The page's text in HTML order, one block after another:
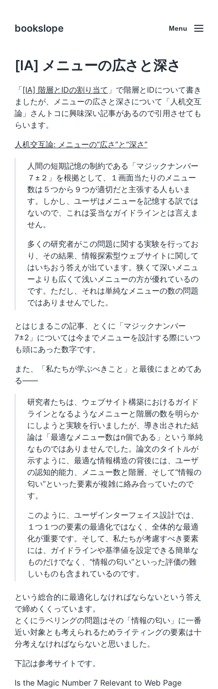
bookslope Menu
[IA] メニューの広さと深さ
「[IA] 階層とIDの割り当て 」で階層とIDについて書き
ましたが、メニューの広さと深さについて「人机交互
論」さんトコに興味深い記事があるので引用させても
らいます。
人机交互論: メニューの“広さ”と“深さ”
人間の短期記憶の制約である「マジックナンバー
７±２」を根拠として、１画面当たりのメニュー
数は５つから９つが適切だと主張する人もいま
す。しかし、ユーザはメニューを記憶する訳では
ないので、これは妥当なガイドラインとは言えま
せん。
多くの研究者がこの問題に関する実験を行ってお
り、その結果、情報探索型ウェブサイトに関して
はいちおう答えが出ています。狭くて深いメニュ
ーよりも広くて浅いメニューの方が優れているの
です。ただし、それは単純なメニューの数の問題
ではありませんでした。
とはじまるこの記事、とくに「マジックナンバー
7±2」については今までメニューを設計する際にいつ
も頭にあった数字です。
また、「私たちが学ぶべきこと」と最後にまとめてあ
る――
研究者たちは、ウェブサイト構築におけるガイド
ラインとなるようなメニューと階層の数を明らか
にしようと実験を行いましたが、導き出された結
論は「最適なメニュー数はn個である」という単純
なものではありませんでした。論文のタイトルが
示すように、最適な情報構造の背後には、ユーザ
の認知的能力、メニュー数と階層、そして“情報の
匂い”といった要素が複雑に絡み合っていたので
す。
このように、ユーザインターフェイス設計では、
１つ１つの要素の最適化ではなく、全体的な最適
化が重要です。そして、私たちが考慮すべき要素
には、ガイドラインや基準値を設定できる簡単な
ものだけでなく、“情報の匂い”といった評価の難
しいものも含まれているのです。
という総合的に最適化しなければならないという答え
で締めくくっています。
とくにラベリングの問題はその「情報の匂い」に一番
近い対象とも考えられるためライティングの要素は十
分考えなければならないと思いました。
下記は参考サイトです。
Is the Magic Number 7 Relevant to Web Page